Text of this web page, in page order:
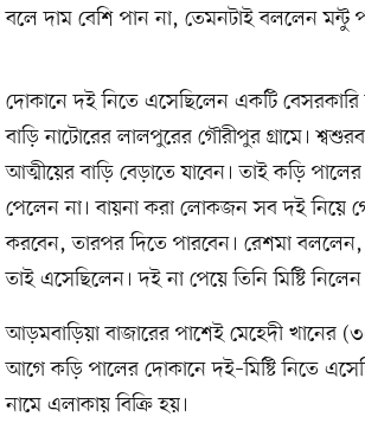
বলে দাম বেশি পান না, তেমনটাই বললেন মন্টু
দোকানে দই নিতে এসেছিলেন একটি বেসরকারি
বাড়ি নাটোরের লালপুরের গৌরীপুর গ্রামে।
আত্মীয়ের বাড়ি বেড়াতে যাবেন। তাই কড়ি
পেলেন না। বায়না করা লোকজন সব দই নিয়ে
করবেন, তারপর দিতে পারবেন। রেশমা
তাই এসেছিলেন। দই না পেয়ে তিনি মিষ্টি
আড়মবাড়িয়া বাজারের পাশেই মেহেদী খানের
আগে কড়ি পালের দোকানে দই–মিষ্টি নিতে
নামে এলাকায় বিক্রি হয়।